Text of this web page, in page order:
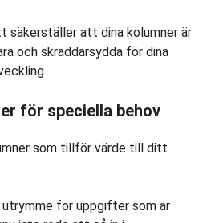
säkerställer att dina kolumner är
och skräddarsydda för dina
för speciella behov
som tillför värde till ditt
för uppgifter som är